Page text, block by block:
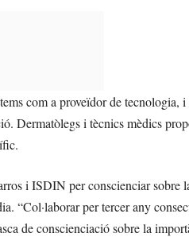
com a proveïdor de tecnologia, i
Dermatòlegs i tècnics mèdics
i ISDIN per conscienciar sobre
“Col·laborar per tercer any
de conscienciació sobre la